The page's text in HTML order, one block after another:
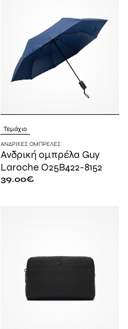
Τεμάχιο
ΑΝΔΡΙΚΈΣ ΟΜΠΡΈΛΕΣ
Ανδρική ομπρέλα Guy
Laroche O25B422-8152
39.00€